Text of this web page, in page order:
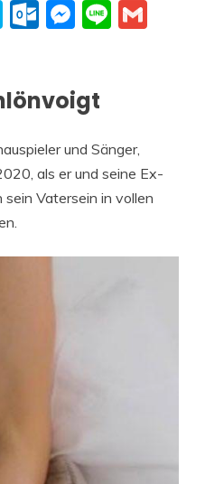
SkypeOutlook.com
Messenger
Line
und Sänger,
als er und seine Ex-
Vatersein in vollen